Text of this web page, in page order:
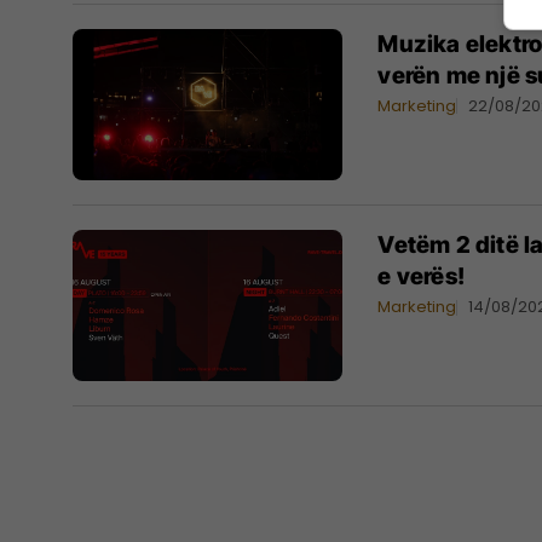
Muzika
verën me një
Marketing 22/08/
Vetëm 2 ditë
e verës!
Marketing 14/08/